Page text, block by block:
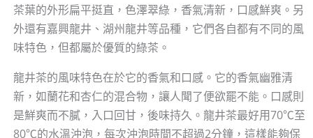
茶葉的外形扁平挺直，色澤翠綠，香氣清新，口感鮮爽。另
外還有嘉興龍井、湖州龍井等品種，它們各自都有不同的風
味特色，但都屬於優質的綠茶。
龍井茶的風味特色在於它的香氣和口感。它的香氣幽雅清
新，如蘭花和杏仁的混合物，讓人聞了便欲罷不能。口感則
是鮮爽而不膩，入口回甘，後味持久。龍井茶最好用70℃至
80℃的水溫沖泡，每次沖泡時間不超過2分鐘，這樣能夠保